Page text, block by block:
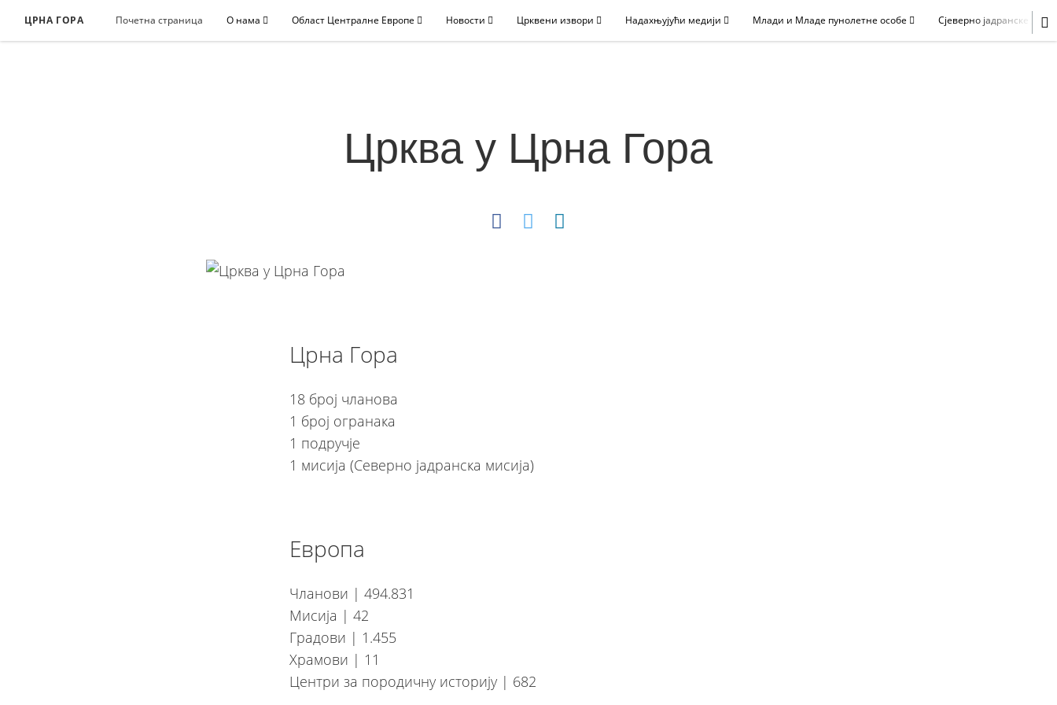
ЦРНА ГОРА Почетна страница О нама Област Централне Европе Новости Црквени извори Надахњујући медији Млади и Младе пунолетне особе Сјеверно јадранске
Црква у Црна Гора
Црна Гора
18 број чланова
1 број огранака
1 подручје
1 мисија (Северно јадранска мисија)
Европа
Чланови | 494.831
Мисија | 42
Градови | 1.455
Храмови | 11
Центри за породичну историју | 682